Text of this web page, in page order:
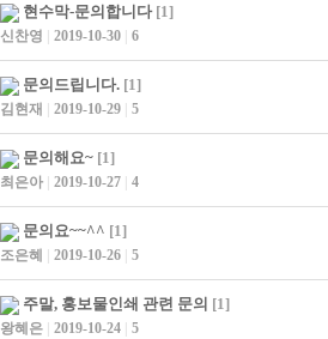
현수막-문의합니다[1]
신찬영 | 2019-10-30 | 6
문의드립니다. [1]
김현재 | 2019-10-29 | 5
문의해요~ [1]
최은아 | 2019-10-27 | 4
문의요~~^^ [1]
조은혜 | 2019-10-26 | 5
주말, 홍보물인쇄 관련 문의 [1]
왕혜은 | 2019-10-24 | 5